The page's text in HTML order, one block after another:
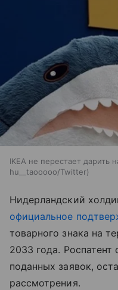
IKEA не перестает дарить
hu__taooooo/Twitter
Нидерландский
официальное
товарного знака на
2033 года.
поданных заявок,
рассмотрения.